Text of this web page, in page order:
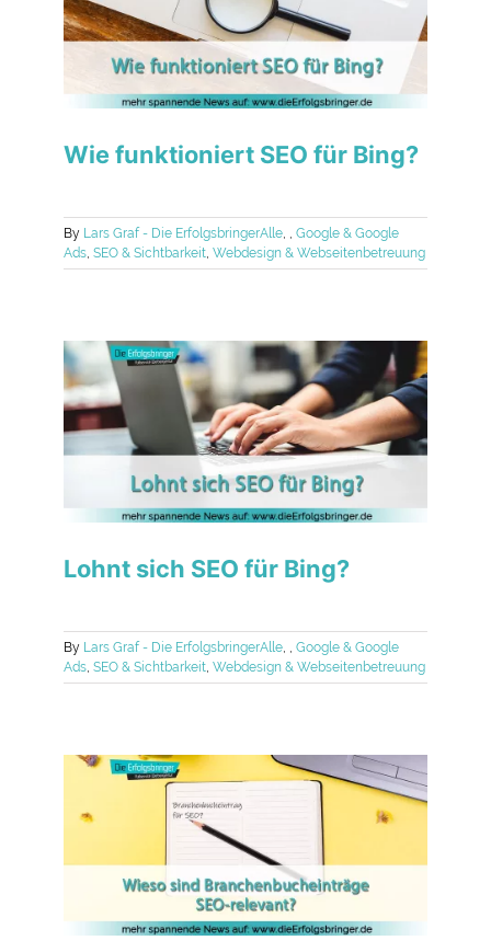
Wie funktioniert SEO für Bing?
By Lars Graf - Die ErfolgsbringerAlle ,Google & Google
Ads ,SEO & Sichtbarkeit ,Webdesign & Webseitenbetreuung
Lohnt sich SEO für Bing?
By Lars Graf - Die ErfolgsbringerAlle ,Google & Google
Ads ,SEO & Sichtbarkeit ,Webdesign & Webseitenbetreuung